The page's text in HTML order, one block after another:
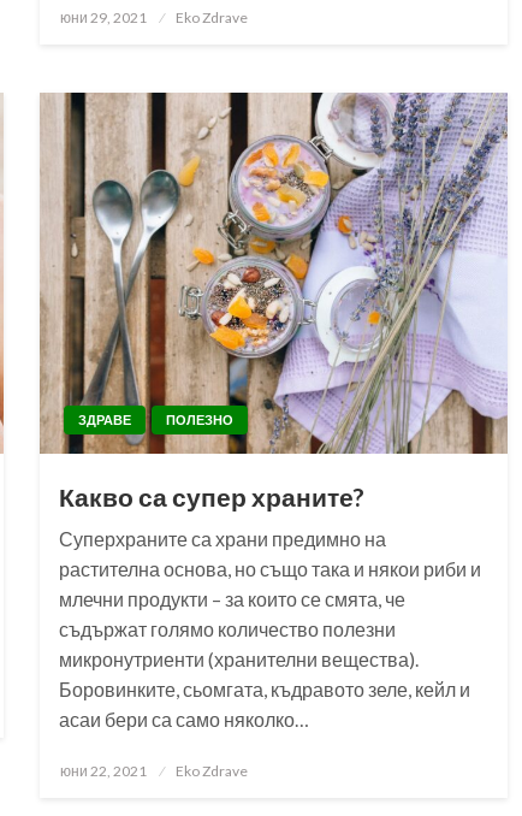
Posted
юни 29, 2021 Eko Zdrave
ЗДРАВЕ ПОЛЕЗНО
Какво са супер храните?
Суперхраните са храни предимно на
растителна основа, но също така и някои риби и
млечни продукти – за които се смята, че
съдържат голямо количество полезни
микронутриенти (хранителни вещества).
Боровинките, сьомгата, къдравото зеле, кейл и
асаи бери са само няколко…
Posted
юни 22, 2021 Eko Zdrave